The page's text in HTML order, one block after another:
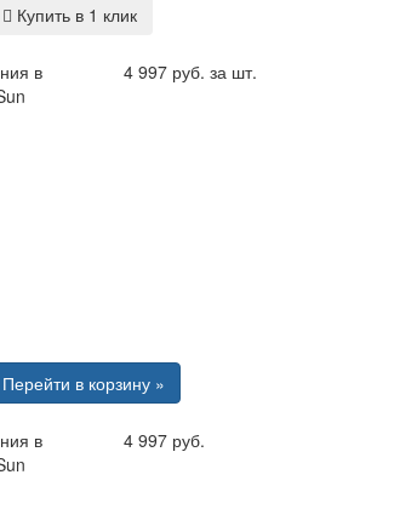
Купить в 1 клик
в
4 997 руб. за шт.
Перейти в корзину »
в
4 997 руб.